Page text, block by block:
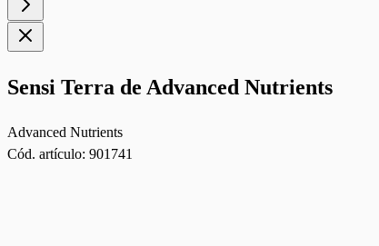
Sensi Terra de Advanced Nutrients
Advanced Nutrients
Cód. artículo: 901741